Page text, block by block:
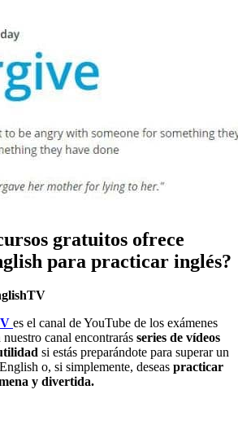
gratuitos ofrece
para practicar inglés?
es el canal de YouTube de los exámenes
canal encontrarás series de vídeos
si estás preparándote para superar un
o, si simplemente, deseas practicar
y divertida.